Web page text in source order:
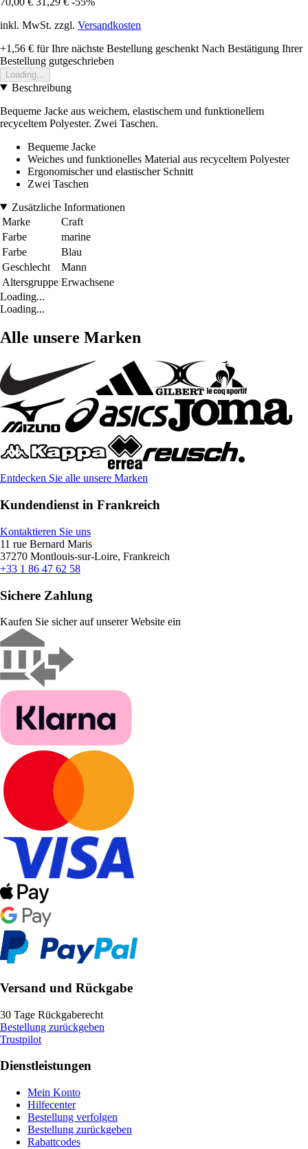
inkl. MwSt. zzgl. Versandkosten
+1,56 € für Ihre nächste Bestellung geschenkt Nach Bestätigung Ihrer
Bestellung gutgeschrieben
Loading...
Beschreibung
Bequeme Jacke aus weichem, elastischem und funktionellem
recyceltem Polyester. Zwei Taschen.
Bequeme Jacke
Weiches und funktionelles Material aus recyceltem Polyester
Ergonomischer und elastischer Schnitt
Zwei Taschen
Zusätzliche Informationen
Marke
Craft
Farbe
marine
Farbe
Blau
Geschlecht
Mann
Altersgruppe Erwachsene
Loading...
Loading...
Alle unsere Marken
Entdecken Sie alle unsere Marken
Kundendienst in Frankreich
Kontaktieren Sie uns
11 rue Bernard Maris
37270 Montlouis-sur-Loire, Frankreich
+33 1 86 47 62 58
Sichere Zahlung
Kaufen Sie sicher auf unserer Website ein
Versand und Rückgabe
30 Tage Rückgaberecht
Bestellung zurückgeben
Trustpilot
Dienstleistungen
Mein Konto
Hilfecenter
Bestellung verfolgen
Bestellung zurückgeben
Rabattcodes